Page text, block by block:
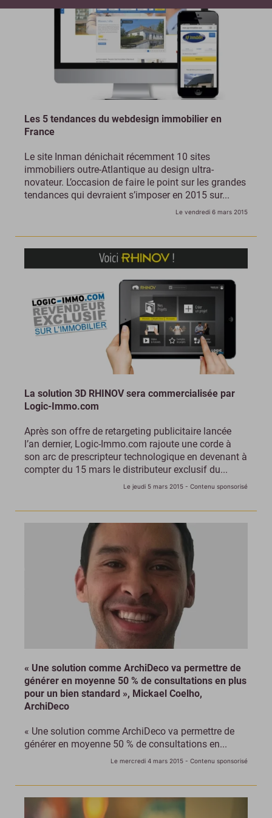
Les 5 tendances du webdesign immobilier en
France
Le site Inman dénichait récemment 10 sites
immobiliers outre-Atlantique au design ultra-
novateur. L’occasion de faire le point sur les grandes
tendances qui devraient s’imposer en 2015 sur...
Le vendredi 6 mars 2015
La solution 3D RHINOV sera commercialisée par
Logic-Immo.com
Après son offre de retargeting publicitaire lancée
l’an dernier, Logic-Immo.com rajoute une corde à
son arc de prescripteur technologique en devenant à
compter du 15 mars le distributeur exclusif du...
Le jeudi 5 mars 2015 - Contenu sponsorisé
« Une solution comme ArchiDeco va permettre de
générer en moyenne 50 % de consultations en plus
pour un bien standard », Mickael Coelho,
ArchiDeco
« Une solution comme ArchiDeco va permettre de
générer en moyenne 50 % de consultations en...
Le mercredi 4 mars 2015 - Contenu sponsorisé